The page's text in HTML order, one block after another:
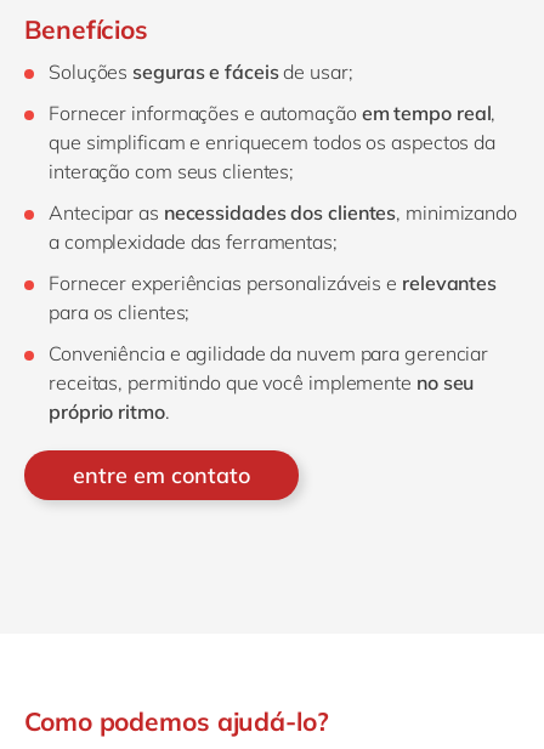
Benefícios
Soluções segurase fáceisde usar;
Fornecer informações e automação em tempo real,
que simplificam e enriquecem todos os aspectos da
interação com seus clientes;
Antecipar as necessidades dos clientes, minimizando
a complexidade das ferramentas;
Fornecer experiências personalizáveis e relevantes
para os clientes;
Conveniência e agilidade da nuvem para gerenciar
receitas, permitindo que você implemente no seu
próprio ritmo.
entre em contato
Como podemos ajudá-lo?